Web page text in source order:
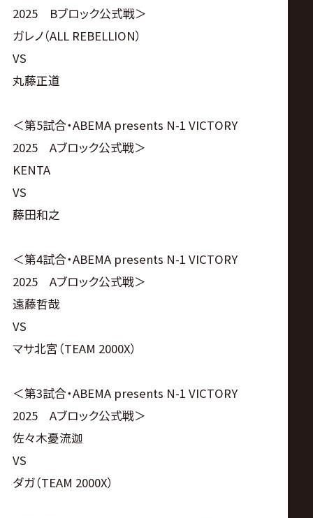
2025 Bブロック公式戦＞
ガレノ（ALL REBELLION）
VS
丸藤正道
＜第5試合・ABEMA presents N-1 VICTORY
2025 Aブロック公式戦＞
KENTA
VS
藤田和之
＜第4試合・ABEMA presents N-1 VICTORY
2025 Aブロック公式戦＞
遠藤哲哉
VS
マサ北宮（TEAM 2000X）
＜第3試合・ABEMA presents N-1 VICTORY
2025 Aブロック公式戦＞
佐々木憂流迦
VS
ダガ（TEAM 2000X）